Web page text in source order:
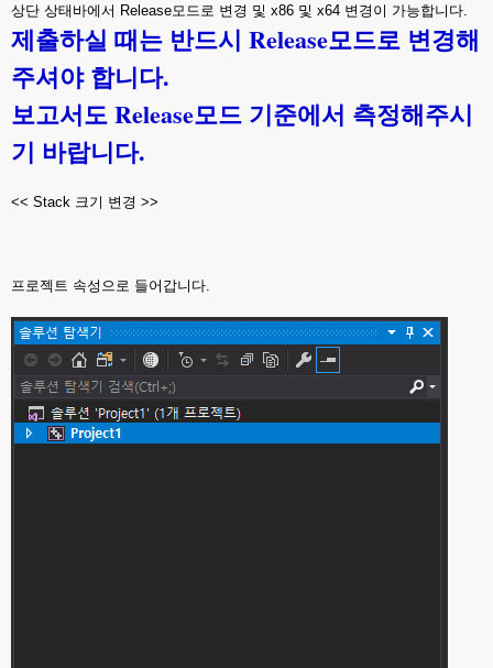
상단 상태바에서 Release모드로 변경 및 x86 및 x64 변경이 가능합니다.
제출하실 때는 반드시 Release모드로 변경해
주셔야 합니다.
보고서도 Release모드 기준에서 측정해주시
기 바랍니다.
<< Stack 크기 변경 >>
프로젝트 속성으로 들어갑니다.